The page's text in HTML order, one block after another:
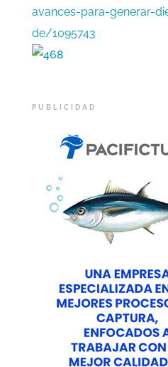
avances-para-generar-
de/1095743